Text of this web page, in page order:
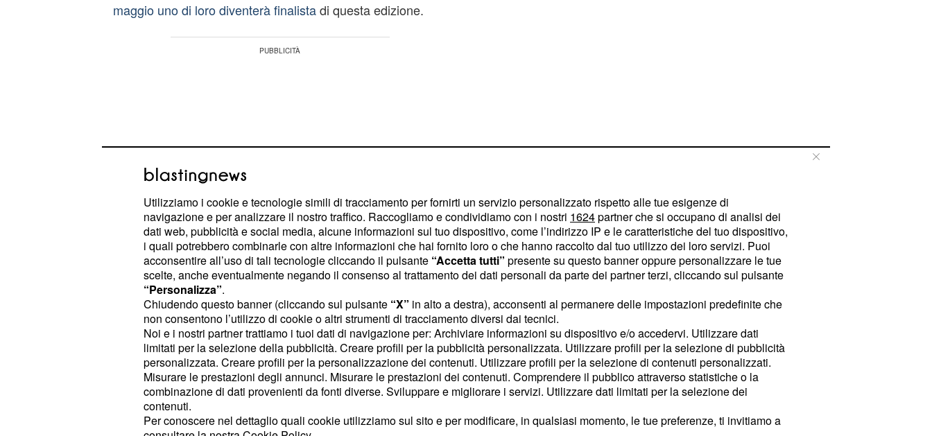
maggio uno di loro diventerà finalistadi questa edizione.
A circa un giorno dalla puntata in cui sarà svelato l'esito di
questo importantetelevoto, al sondaggio di GF Forum Free
hanno partecipato 1.198 utenti e più delle metà di loro si è
schierata a favore di due inquiline sui sei che sono in
nomination.
In questo momentoAdrianaè prima in classifica con il
42,82%delle preferenze totali, maAlessandraè vicinissima
Utilizziamo i cookie e tecnologie simili di tracciamento per fornirti un servizio personalizzato rispetto alle tue esigenze di
navigazione e per analizzare il nostro traffico. Raccogliamo e condividiamo con i nostri 1624partner che si occupano di analisi dei
dati web, pubblicità e social media, alcune informazioni sul tuo dispositivo, come l’indirizzo IP e le caratteristiche del tuo dispositivo,
i quali potrebbero combinarle con altre informazioni che hai fornito loro o che hanno raccolto dal tuo utilizzo dei loro servizi. Puoi
acconsentire all’uso di tali tecnologie cliccando il pulsante “Accetta tutti” presente su questo banner oppure personalizzare le tue
scelte, anche eventualmente negando il consenso al trattamento dei dati personali da parte dei partner terzi, cliccando sul pulsante
“Personalizza”.
Chiudendo questo banner (cliccando sul pulsante “X” in alto a destra), acconsenti al permanere delle impostazioni predefinite che
non consentono l’utilizzo di cookie o altri strumenti di tracciamento diversi dai tecnici.
Noi e i nostri partner trattiamo i tuoi dati di navigazione per: Archiviare informazioni su dispositivo e/o accedervi. Utilizzare dati
limitati per la selezione della pubblicità. Creare profili per la pubblicità personalizzata. Utilizzare profili per la selezione di pubblicità
personalizzata. Creare profili per la personalizzazione dei contenuti. Utilizzare profili per la selezione di contenuti personalizzati.
Misurare le prestazioni degli annunci. Misurare le prestazioni dei contenuti. Comprendere il pubblico attraverso statistiche o la
combinazione di dati provenienti da fonti diverse. Sviluppare e migliorare i servizi. Utilizzare dati limitati per la selezione dei
contenuti.
Per conoscere nel dettaglio quali cookie utilizziamo sul sito e per modificare, in qualsiasi momento, le tue preferenze, ti invitiamo a